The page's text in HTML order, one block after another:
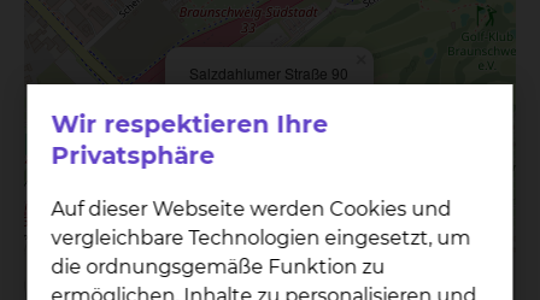
Salzdahlumer Straße 90
Wir respektieren Ihre
Privatsphäre
Auf dieser Webseite werden Cookies und
vergleichbare Technologien eingesetzt, um
die ordnungsgemäße Funktion zu
ermöglichen, Inhalte zu personalisieren und